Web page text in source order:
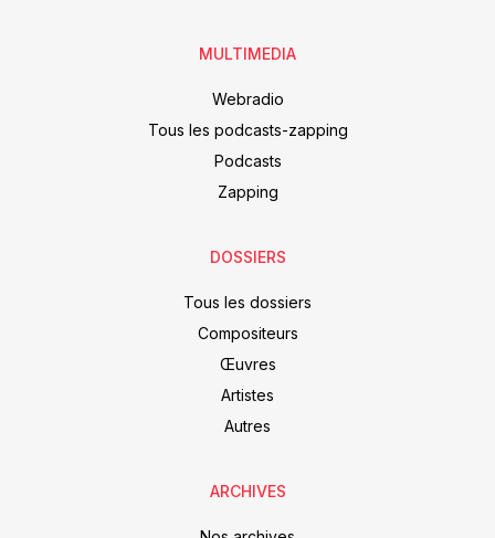
MULTIMEDIA
Webradio
Tous les podcasts-zapping
Podcasts
Zapping
DOSSIERS
Tous les dossiers
Compositeurs
Œuvres
Artistes
Autres
ARCHIVES